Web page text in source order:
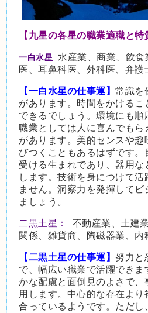
【九星の各星の職業適職と特
一白水星
水産業、商業、飲
医、耳鼻科医、外科医、弁護
【一白水星の仕事運】常識を
があります。時間をかけるこ
できるでしょう。環境にも順
職業としては人に喜んでもら
があります。美的センスや
びつくこともあるはずです。
受ける生まれであり、器用な
します。技術を身につけて活
ません。洞察力を発揮して
ましょう。
二黒土星：
不動産業、土建
関係、雑貨商、陶磁器業、内
【二黒土星の仕事運】 努力と
で、幅広い職業で活躍でき
かな配慮と面倒見のよさで、
用します。中心的な存在より
合っているようです。ただし